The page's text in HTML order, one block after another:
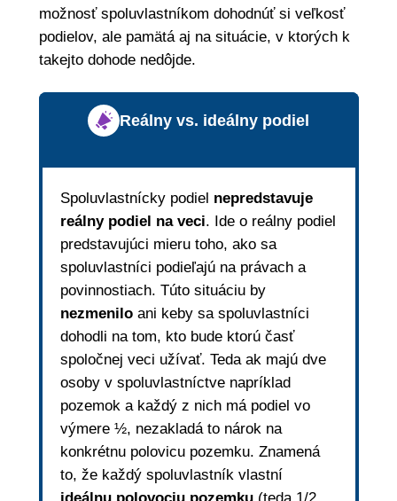
možnosť spoluvlastníkom dohodnúť si veľkosť
podielov, ale pamätá aj na situácie, v ktorých k
takejto dohode nedôjde.
Reálny vs. ideálny podiel
Spoluvlastnícky podiel nepredstavuje
reálny podiel na veci. Ide o reálny podiel
predstavujúci mieru toho, ako sa
spoluvlastníci podieľajú na právach a
povinnostiach. Túto situáciu by
nezmeniloani keby sa spoluvlastníci
dohodli na tom, kto bude ktorú časť
spoločnej veci užívať. Teda ak majú dve
osoby v spoluvlastníctve napríklad
pozemok a každý z nich má podiel vo
výmere ½, nezakladá to nárok na
konkrétnu polovicu pozemku. Znamená
to, že každý spoluvlastník vlastní
ideálnu polovociu pozemku(teda 1/2